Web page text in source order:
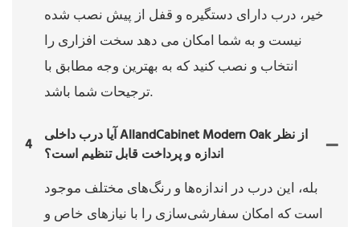
خیر، درب دارای دستگیره و قفل از پیش نصب شده
نیست و به شما امکان می دهد سخت افزاری را
انتخاب و نصب کنید که به بهترین وجه مطابق با
ترجیحات شما باشد.
4
آیا درب داخلی AllandCabinet Modern Oak از نظر
اندازه و پرداخت قابل تنظیم است؟
بله، این درب در اندازه‌ها و رنگ‌های مختلف موجود
است که امکان سفارشی‌سازی را با نیازهای خاص و